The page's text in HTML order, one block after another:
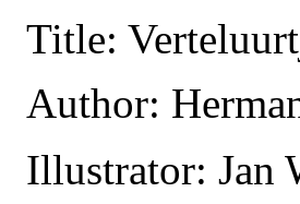
Title:
Author:
Illustrator: Jan